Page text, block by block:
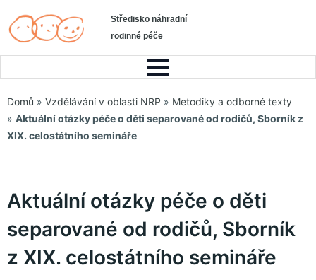
Středisko náhradní
rodinné péče
Domů » Vzdělávání v oblasti NRP » Metodiky a odborné texty
» Aktuální otázky péče o děti separované od rodičů, Sborník z
XIX. celostátního semináře
Aktuální otázky péče o děti
separované od rodičů, Sborník
z XIX. celostátního semináře